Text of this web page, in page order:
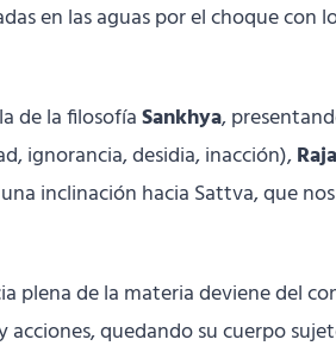
en las aguas por el choque
de la filosofíaSankhya,
ignorancia, desidia, inacción),
inclinación hacia Sattva, que
plena de la materia deviene del
acciones, quedando su cuerpo